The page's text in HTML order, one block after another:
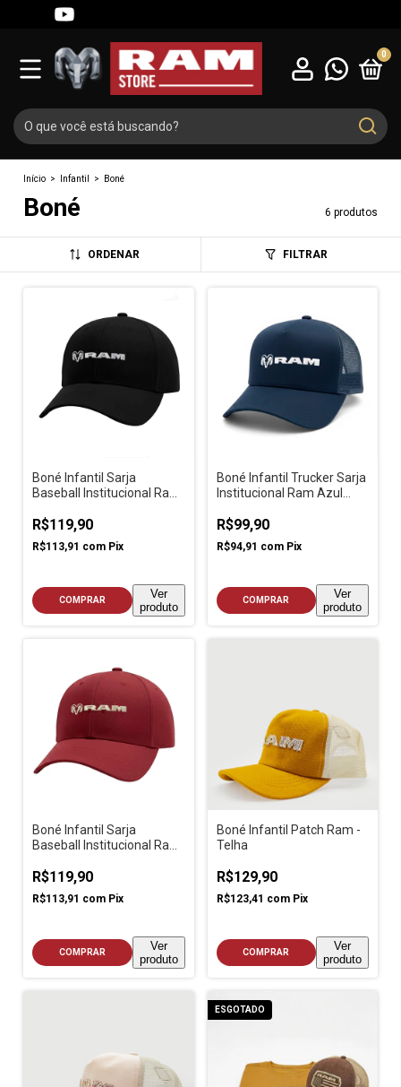
0
Início > Infantil > Boné
Boné 6 produtos
ORDENAR FILTRAR
Boné Infantil Sarja
Baseball Institucional Ram
R$119,90
R$113,91 com Pix
COMPRAR
Ver
produto
Boné Infantil Trucker Sarja
Institucional Ram Azul
R$99,90
R$94,91 com Pix
COMPRAR
Ver
produto
Boné Infantil Sarja
Baseball Institucional Ram
R$119,90
R$113,91 com Pix
COMPRAR
Ver
produto
Boné Infantil Patch Ram -
Telha
R$129,90
R$123,41 com Pix
COMPRAR
Ver
produto
ESGOTADO